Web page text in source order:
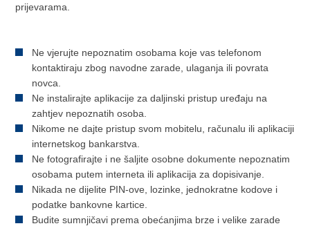
prijevarama.
Ne vjerujte nepoznatim osobama koje vas telefonom
kontaktiraju zbog navodne zarade, ulaganja ili povrata
novca.
Ne instalirajte aplikacije za daljinski pristup uređaju na
zahtjev nepoznatih osoba.
Nikome ne dajte pristup svom mobitelu, računalu ili aplikaciji
internetskog bankarstva.
Ne fotografirajte i ne šaljite osobne dokumente nepoznatim
osobama putem interneta ili aplikacija za dopisivanje.
Nikada ne dijelite PIN-ove, lozinke, jednokratne kodove i
podatke bankovne kartice.
Budite sumnjičavi prema obećanjima brze i velike zarade